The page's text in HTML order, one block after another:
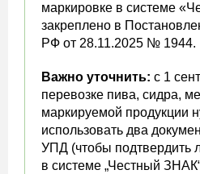
маркировке в системе
закреплено в
РФ от 28.11.2025 № 1944.
Важно уточнить: с 1
перевозке пива, сидра,
маркируемой продукции
использовать два
УПД (чтобы подтвердить
в системе „Честный